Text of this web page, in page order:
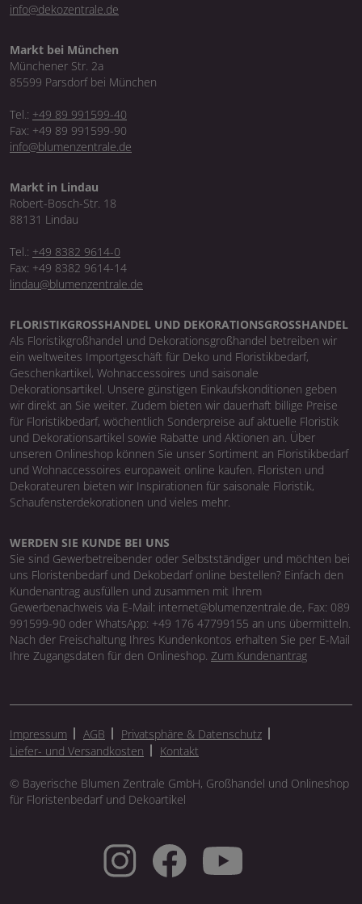
info@dekozentrale.de
Markt bei München
Münchener Str. 2a
85599 Parsdorf bei München
Tel.: +49 89 991599-40
Fax: +49 89 991599-90
info@blumenzentrale.de
Markt in Lindau
Robert-Bosch-Str. 18
88131 Lindau
Tel.: +49 8382 9614-0
Fax: +49 8382 9614-14
lindau@blumenzentrale.de
FLORISTIKGROSSHANDEL UND DEKORATIONSGROSSHANDEL
Als Floristikgroßhandel und Dekorationsgroßhandel betreiben wir
ein weltweites Importgeschäft für Deko und Floristikbedarf,
Geschenkartikel, Wohnaccessoires und saisonale
Dekorationsartikel. Unsere günstigen Einkaufskonditionen geben
wir direkt an Sie weiter. Zudem bieten wir dauerhaft billige Preise
für Floristikbedarf, wöchentlich Sonderpreise auf aktuelle Floristik
und Dekorationsartikel sowie Rabatte und Aktionen an. Über
unseren Onlineshop können Sie unser Sortiment an Floristikbedarf
und Wohnaccessoires europaweit online kaufen. Floristen und
Dekorateuren bieten wir Inspirationen für saisonale Floristik,
Schaufensterdekorationen und vieles mehr.
WERDEN SIE KUNDE BEI UNS
Sie sind Gewerbetreibender oder Selbstständiger und möchten bei
uns Floristenbedarf und Dekobedarf online bestellen? Einfach den
Kundenantrag ausfüllen und zusammen mit Ihrem
Gewerbenachweis via E-Mail: internet@blumenzentrale.de, Fax: 089
991599-90 oder WhatsApp: +49 176 47799155 an uns übermitteln.
Nach der Freischaltung Ihres Kundenkontos erhalten Sie per E-Mail
Ihre Zugangsdaten für den Onlineshop. Zum Kundenantrag
Impressum AGB
Privatsphäre & Datenschutz
Liefer- und Versandkosten
Kontakt
© Bayerische Blumen Zentrale GmbH, Großhandel und Onlineshop
für Floristenbedarf und Dekoartikel